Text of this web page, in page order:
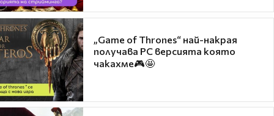
„Game of Thrones“ най-накрая
получава PC версията която
чакахме🎮🤩